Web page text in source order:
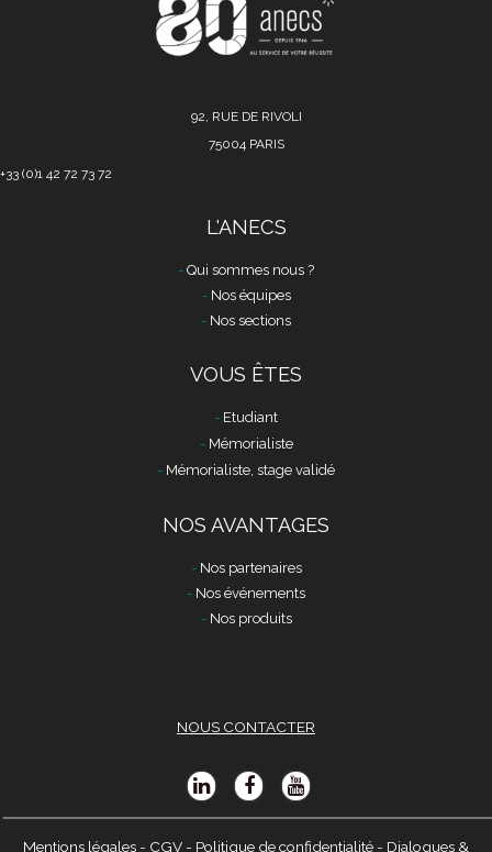
92, RUE DE RIVOLI
75004 PARIS
+33 (0)1 42 72 73 72
L'ANECS
Qui sommes nous ?
Nos équipes
Nos sections
VOUS ÊTES
Etudiant
Mémorialiste
Mémorialiste, stage validé
NOS AVANTAGES
Nos partenaires
Nos événements
Nos produits
NOUS CONTACTER
Mentions légales - CGV - Politique de confidentialité - Dialogues &